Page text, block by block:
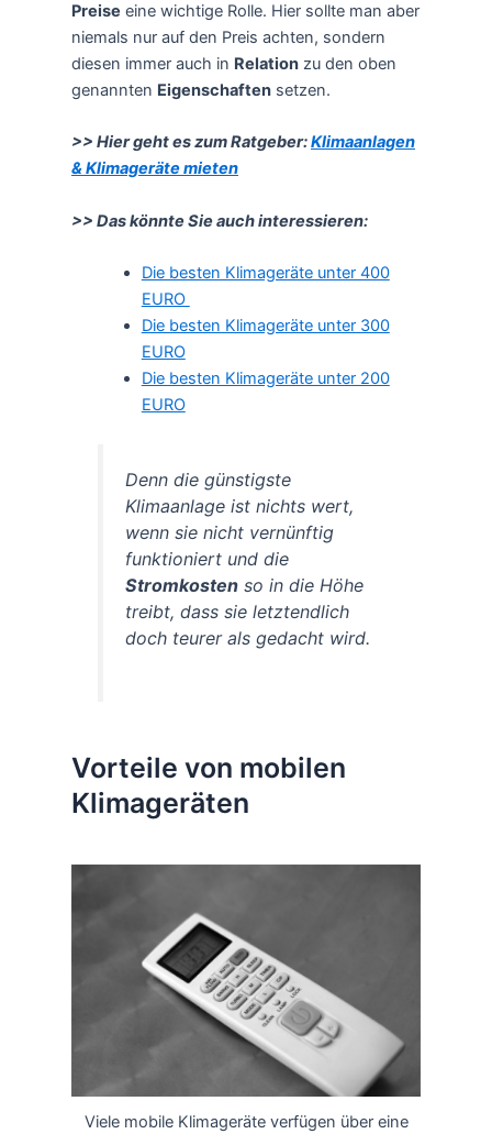
Preise eine wichtige Rolle. Hier sollte man aber
niemals nur auf den Preis achten, sondern
diesen immer auch in Relation zu den oben
genannten Eigenschaften setzen.
>> Hier geht es zum Ratgeber:Klimaanlagen
& Klimageräte mieten
>> Das könnte Sie auch interessieren:
Die besten Klimageräte unter 400
EURO
Die besten Klimageräte unter 300
EURO
Die besten Klimageräte unter 200
EURO
Denn die günstigste
Klimaanlage ist nichts wert,
wenn sie nicht vernünftig
funktioniert und die
Stromkosten so in die Höhe
treibt, dass sie letztendlich
doch teurer als gedacht wird.
Vorteile von mobilen
Klimageräten
Viele mobile Klimageräte verfügen über eine